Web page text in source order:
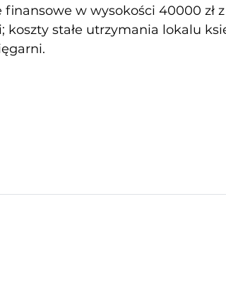
w wysokości 40000 zł
stałe utrzymania lokalu